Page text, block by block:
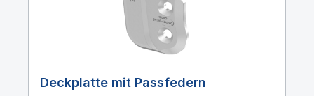
Deckplatte mit Passfedern